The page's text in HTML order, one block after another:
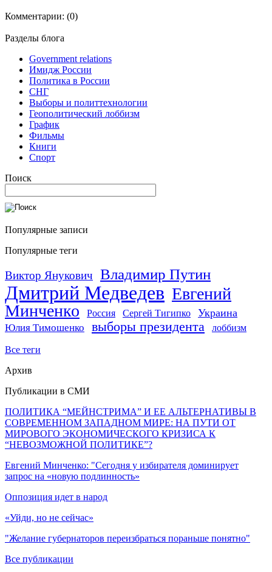
Комментарии: (0)
Разделы блога
Government relations
Имидж России
Политика в России
СНГ
Выборы и политтехнологии
Геополитический лоббизм
График
Фильмы
Книги
Спорт
Поиск
Популярные записи
Популярные теги
Виктор Янукович Владимир Путин
Дмитрий Медведев Евгений
Минченко
Россия Сергей Тигипко Украина
Юлия Тимошенко выборы президента лоббизм
Все теги
Архив
Публикации в СМИ
ПОЛИТИКА “МЕЙНСТРИМА” И ЕЕ АЛЬТЕРНАТИВЫ В
СОВРЕМЕННОМ ЗАПАДНОМ МИРЕ: НА ПУТИ ОТ
МИРОВОГО ЭКОНОМИЧЕСКОГО КРИЗИСА К
“НЕВОЗМОЖНОЙ ПОЛИТИКЕ”?
Евгений Минченко: "Сегодня у избирателя доминирует
запрос на «новую подлинность»
Оппозиция идет в народ
«Уйди, но не сейчас»
"Желание губернаторов переизбраться пораньше понятно"
Все публикации